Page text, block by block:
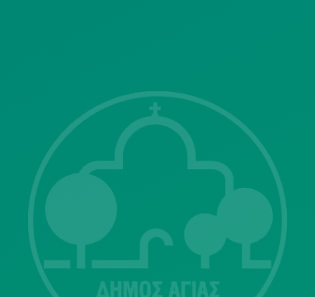
Λ. Μεσογείων 415-417 Τ.Κ.15343
Αγία Παρασκευή
213 2004500